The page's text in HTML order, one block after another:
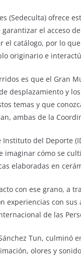
(Sedeculta) ofrece
el acceso
catálogo, por lo
originario e
es que el Gran
desplazamiento y
temas y que
ambas de la
del Deporte
cómo se
elaboradas en
con ese grano, a
experiencias con
de las
Tun, culminó
olores y